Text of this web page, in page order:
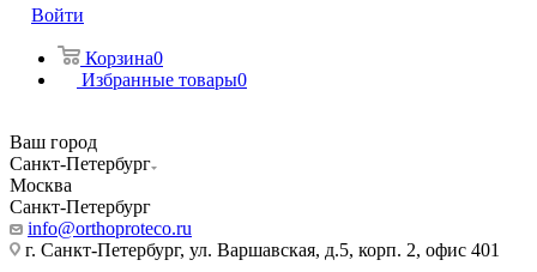
Войти
Корзина0
Избранные товары0
Ваш город
Санкт-Петербург
Москва
Санкт-Петербург
info@orthoproteco.ru
г. Санкт-Петербург, ул. Варшавская, д.5, корп. 2, офис 401